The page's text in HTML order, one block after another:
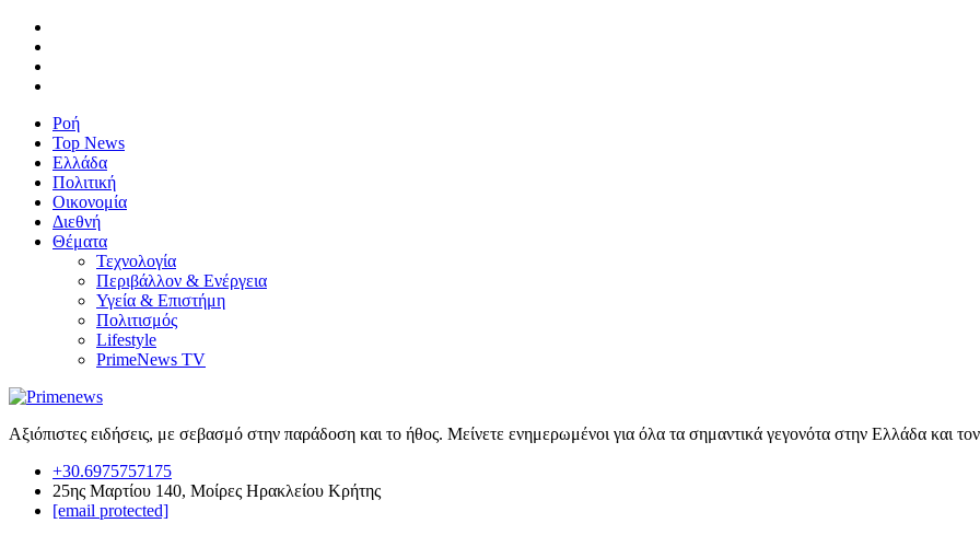
Ροή
Top News
Ελλάδα
Πολιτική
Οικονομία
Διεθνή
Θέματα
Τεχνολογία
Περιβάλλον & Ενέργεια
Υγεία & Επιστήμη
Πολιτισμός
Lifestyle
PrimeNews TV
Αξιόπιστες ειδήσεις, με σεβασμό στην παράδοση και το ήθος. Μείνετε ενημερωμένοι για όλα τα σημαντικά γεγονότα στην Ελλάδα και
+30.6975757175
25ης Μαρτίου 140, Μοίρες Ηρακλείου Κρήτης
[email protected]